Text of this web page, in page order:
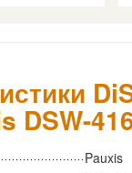
DSW-
Pauxis